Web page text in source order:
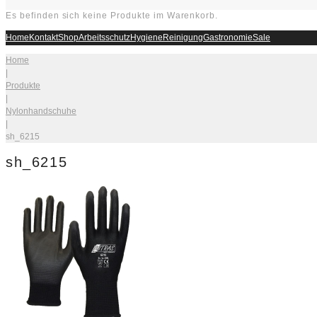
Es befinden sich keine Produkte im Warenkorb.
HomeKontaktShopArbeitsschutzHygieneReinigungGastronomieSale
Home
|
Produkte
|
Nylonhandschuhe
|
sh_6215
sh_6215